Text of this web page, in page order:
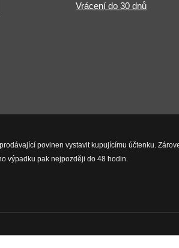
Vrácení do 30 dnů
povinen vystavit kupujícímu účtenku.
výpadku pak nejpozději do 48 hodin.